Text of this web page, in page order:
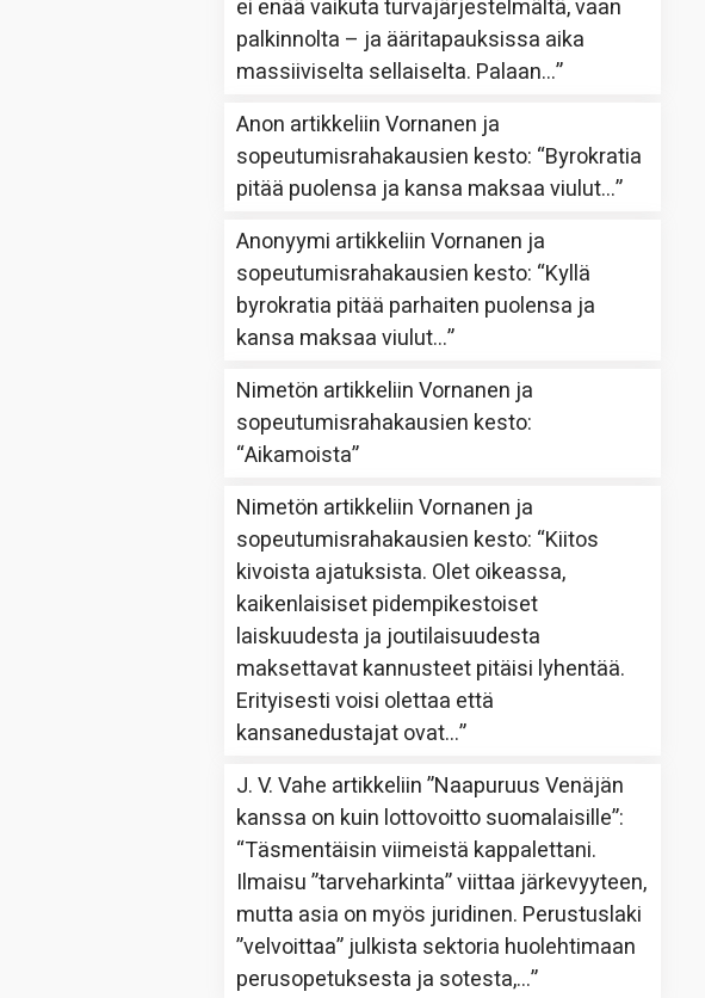
ei enää vaikuta turvajärjestelmältä, vaan
palkinnolta – ja ääritapauksissa aika
massiiviselta sellaiselta. Palaan…”
Anon artikkeliinVornanen ja
sopeutumisrahakausien kesto: “Byrokratia
pitää puolensa ja kansa maksaa viulut…”
Anonyymi artikkeliinVornanen ja
sopeutumisrahakausien kesto: “Kyllä
byrokratia pitää parhaiten puolensa ja
kansa maksaa viulut…”
Nimetön artikkeliinVornanen ja
sopeutumisrahakausien kesto:
“Aikamoista”
Nimetön artikkeliinVornanen ja
sopeutumisrahakausien kesto: “Kiitos
kivoista ajatuksista. Olet oikeassa,
kaikenlaisiset pidempikestoiset
laiskuudesta ja joutilaisuudesta
maksettavat kannusteet pitäisi lyhentää.
Erityisesti voisi olettaa että
kansanedustajat ovat…”
J. V. Vahe artikkeliin”Naapuruus Venäjän
kanssa on kuin lottovoitto suomalaisille”:
“Täsmentäisin viimeistä kappalettani.
Ilmaisu ”tarveharkinta” viittaa järkevyyteen,
mutta asia on myös juridinen. Perustuslaki
”velvoittaa” julkista sektoria huolehtimaan
perusopetuksesta ja sotesta,…”